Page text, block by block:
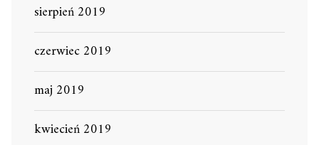
sierpień 2019
czerwiec 2019
maj 2019
kwiecień 2019